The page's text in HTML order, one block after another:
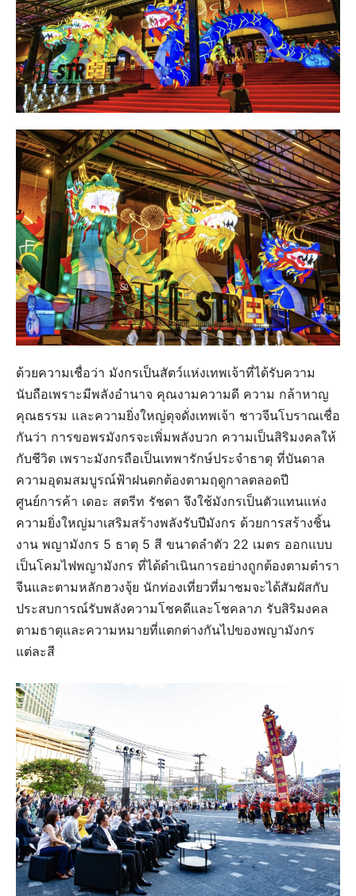
ด้วยความเชื่อว่า มังกรเป็นสัตว์แห่งเทพเจ้าที่ได้รับความ
นับถือเพราะมีพลังอำนาจ คุณงามความดี ความ กล้าหาญ
คุณธรรม และความยิ่งใหญ่ดุจดั่งเทพเจ้า ชาวจีนโบราณเชื่อ
กันว่า การขอพรมังกรจะเพิ่มพลังบวก ความเป็นสิริมงคลให้
กับชีวิต เพราะมังกรถือเป็นเทพารักษ์ประจำธาตุ ที่บันดาล
ความอุดมสมบูรณ์ฟ้าฝนตกต้องตามฤดูกาลตลอดปี
ศูนย์การค้า เดอะ สตรีท รัชดา จึงใช้มังกรเป็นตัวแทนแห่ง
ความยิ่งใหญ่มาเสริมสร้างพลังรับปีมังกร ด้วยการสร้างชิ้น
งาน พญามังกร 5 ธาตุ 5 สี ขนาดลำตัว 22 เมตร ออกแบบ
เป็นโคมไฟพญามังกร ที่ได้ดำเนินการอย่างถูกต้องตามตำรา
จีนและตามหลักฮวงจุ้ย นักท่องเที่ยวที่มาชมจะได้สัมผัสกับ
ประสบการณ์รับพลังความโชคดีและโชคลาภ รับสิริมงคล
ตามธาตุและความหมายที่แตกต่างกันไปของพญามังกร
แต่ละสี